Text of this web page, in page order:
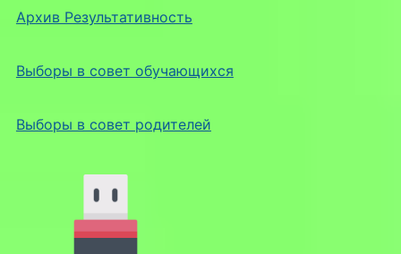
Архив Результативность
Выборы в совет обучающихся
Выборы в совет родителей